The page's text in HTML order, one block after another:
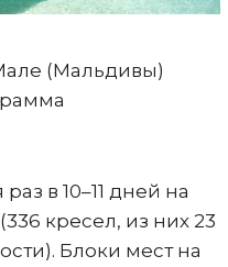
(Мальдивы)
в 10–11 дней на
кресел, из них 23
Блоки мест на